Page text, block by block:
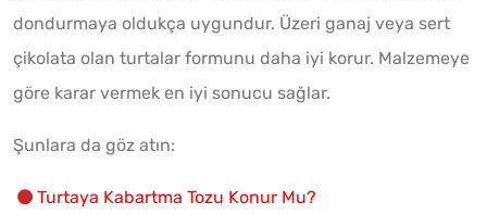
dondurmaya oldukça uygundur. Üzeri ganaj veya sert
çikolata olan turtalar formunu daha iyi korur. Malzemeye
göre karar vermek en iyi sonucu sağlar.
Şunlara da göz atın:
Turtaya Kabartma Tozu Konur Mu?